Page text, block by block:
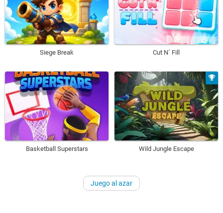
Siege Break Cut N´ Fill
Basketball Superstars Wild Jungle Escape
Juego al azar